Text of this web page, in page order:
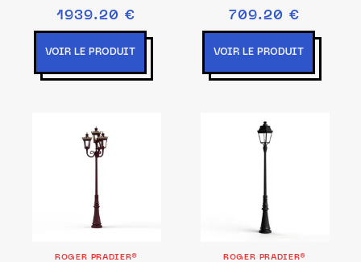
1939.20 €
VOIR LE PRODUIT
709.20 €
VOIR LE PRODUIT
ROGER PRADIER® ROGER PRADIER®